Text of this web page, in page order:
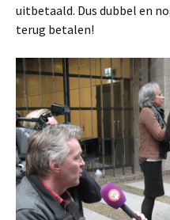
uitbetaald. Dus dubbel en
terug betalen!